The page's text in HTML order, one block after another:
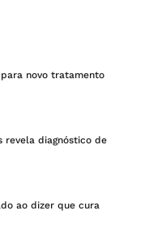
novo tratamento
revela diagnóstico de
ao dizer que cura